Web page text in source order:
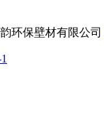
环保壁材有限公司